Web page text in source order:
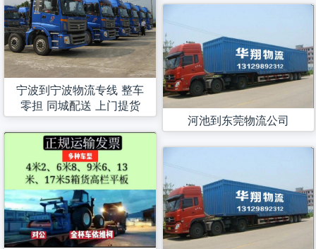
宁波到宁波物流专线 整车
零担 同城配送 上门提货
河池到东莞物流公司